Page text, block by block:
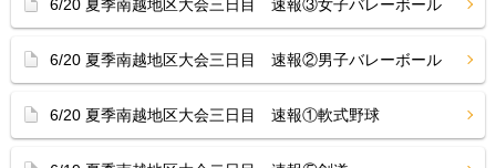
6/20 夏季南越地区大会三日目 速報③女子バレーボール
6/20 夏季南越地区大会三日目 速報②男子バレーボール
6/20 夏季南越地区大会三日目 速報①軟式野球